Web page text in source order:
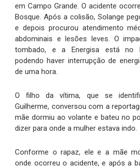
em Campo Grande. O acidente
Bosque. Após a colisão, Solange
e depois procurou atendimento
abdominais e lesões leves. O
tombado, e a Energisa está no
podendo haver interrupção de
de uma hora.
O filho da vítima, que se
Guilherme, conversou com a
mãe dormiu ao volante e bateu no
dizer para onde a mulher estava indo.
Conforme o rapaz, ele e a mãe
onde ocorreu o acidente, e após a